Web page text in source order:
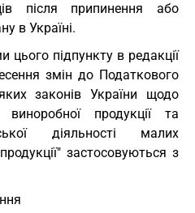
після припинення або
в Україні.
цього підпункту в редакції
змін до Податкового
законів України щодо
продукції та
діяльності малих
застосовуються з